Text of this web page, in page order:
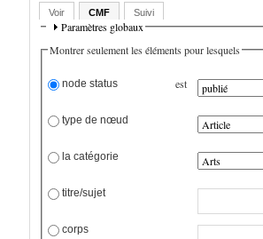
Voir CMF Suivi
Paramètres globaux
Montrer seulement les éléments pour lesquels
node status
type de nœud
la catégorie
titre/sujet
corps
est